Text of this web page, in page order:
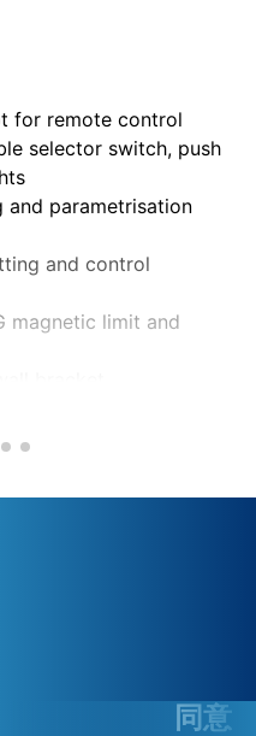
for remote control
selector switch, push
and parametrisation
and control
magnetic limit and
contactors or
同意